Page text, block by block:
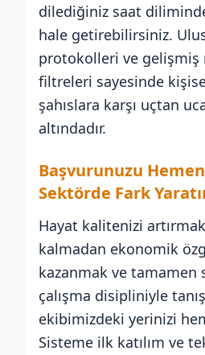
dilediğiniz saat
hale getirebilirsiniz.
protokolleri ve gelişmiş
filtreleri sayesinde
şahıslara karşı uçtan
altındadır.
Başvurunuzu Hemen
Sektörde Fark
Hayat kalitenizi
kalmadan ekonomik
kazanmak ve tamamen
çalışma disipliniyle
ekibimizdeki yerinizi
Sisteme ilk katılım ve